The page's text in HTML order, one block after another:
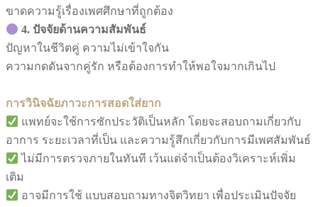
ขาดความรู้เรื่องเพศศึกษาที่ถูกต้อง
4. ปัจจัยด้านความสัมพันธ์
ปัญหาในชีวิตคู่ ความไม่เข้าใจกัน
ความกดดันจากคู่รัก หรือต้องการทำให้พอใจมากเกินไป
การวินิจฉัยภาวะการสอดใส่ยาก
แพทย์จะใช้การซักประวัติเป็นหลัก โดยจะสอบถามเกี่ยวกับ
อาการ ระยะเวลาที่เป็น และความรู้สึกเกี่ยวกับการมีเพศสัมพันธ์
ไม่มีการตรวจภายในทันที เว้นแต่จำเป็นต้องวิเคราะห์เพิ่ม
เติม
อาจมีการใช้ แบบสอบถามทางจิตวิทยา เพื่อประเมินปัจจัย